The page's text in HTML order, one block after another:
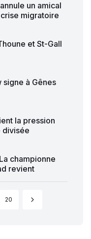
un amical
migratoire
et St-Gall
signe à Gênes
la pression
divisée
La championne
revient
20